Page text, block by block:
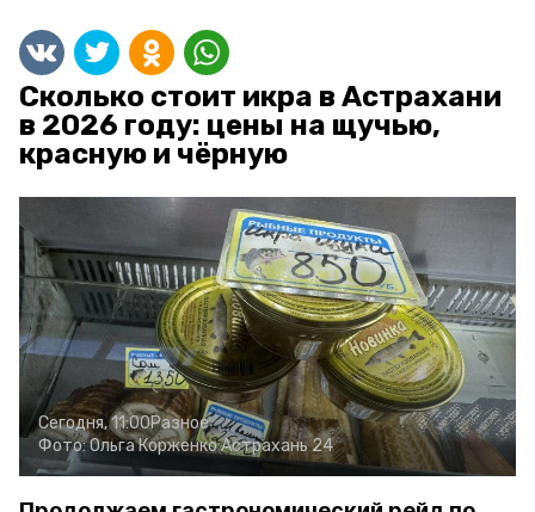
Сколько стоит икра в Астрахани
в 2026 году: цены на щучью,
красную и чёрную
Сегодня, 11:00Разное
Фото:Ольга КорженкоАстрахань 24